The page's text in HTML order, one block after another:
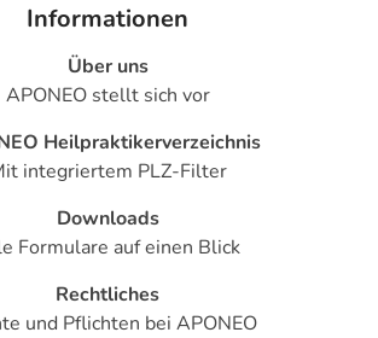
an dieser Stelle werden vor allem
berücksichtigt, die bei mindestens
Einzeldosis Gesamtdosis
Informationen
Über uns
APONEO stellt sich vor
Heilpraktikerverzeichnis
integriertem PLZ-Filter
Downloads
Formulare auf einen Blick
Rechtliches
und Pflichten bei APONEO